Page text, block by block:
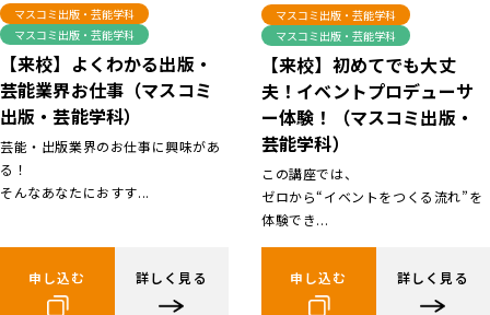
マスコミ出版・芸能学科
マスコミ出版・芸能学科
【来校】よくわかる出版・
芸能業界お仕事（マスコミ
出版・芸能学科）
芸能・出版業界のお仕事に興味があ
る！
そんなあなたにおすす...
申し込む 詳しく見る
マスコミ出版・芸能学科
マスコミ出版・芸能学科
【来校】初めてでも大丈
夫！イベントプロデューサ
ー体験！（マスコミ出版・
芸能学科）
この講座では、
ゼロから“イベントをつくる流れ”を
体験でき...
申し込む 詳しく見る